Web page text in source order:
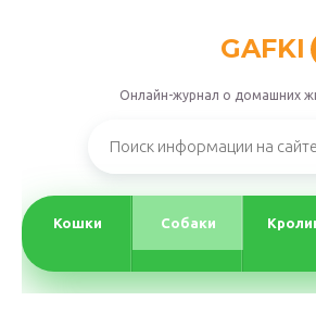
GAFKI
Онлайн-журнал о домашних
Кошки Собаки